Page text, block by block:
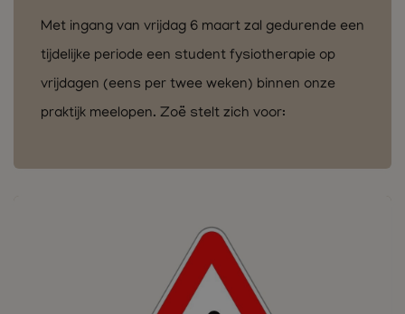
Met ingang van vrijdag 6 maart zal gedurende een
tijdelijke periode een student fysiotherapie op
vrijdagen (eens per twee weken) binnen onze
praktijk meelopen. Zoë stelt zich voor: